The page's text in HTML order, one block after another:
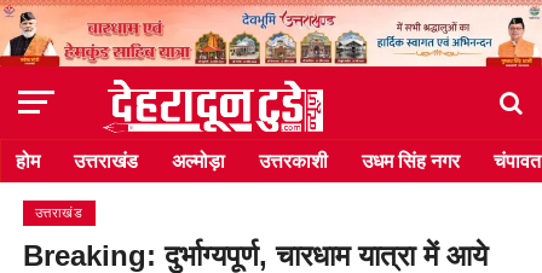
होम उत्तराखंड अल्मोड़ा उत्तरकाशी उधम सिंह नगर चंपावत
उत्तराखंड
Breaking: दुर्भाग्यपूर्ण, चारधाम यात्रा में आये